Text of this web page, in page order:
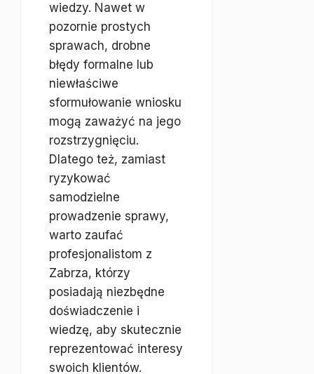
wiedzy. Nawet w
pozornie prostych
sprawach, drobne
błędy formalne lub
niewłaściwe
sformułowanie wniosku
mogą zaważyć na jego
rozstrzygnięciu.
Dlatego też, zamiast
ryzykować
samodzielne
prowadzenie sprawy,
warto zaufać
profesjonalistom z
Zabrza, którzy
posiadają niezbędne
doświadczenie i
wiedzę, aby skutecznie
reprezentować interesy
swoich klientów.